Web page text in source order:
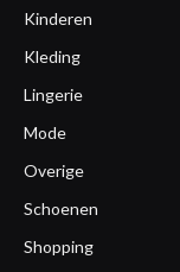
Kinderen
Kleding
Lingerie
Mode
Overige
Schoenen
Shopping